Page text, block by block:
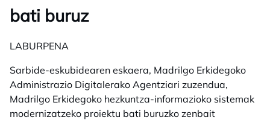
bati buruz
LABURPENA
Sarbide-eskubidearen eskaera, Madrilgo Erkidegoko
Administrazio Digitalerako Agentziari zuzendua,
Madrilgo Erkidegoko hezkuntza-informazioko sistemak
modernizatzeko proiektu bati buruzko zenbait